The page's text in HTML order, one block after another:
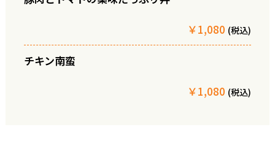
￥1,080 (税込)
チキン南蛮
￥1,080 (税込)